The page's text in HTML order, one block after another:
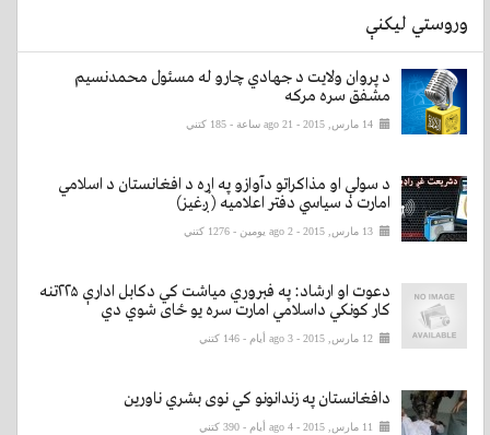
وروستي لیکنې
د پروان ولایت د جهادي چارو له مسئول محمدنسیم
مشفق سره مرکه
14 مارس, 2015 - ago 21 ساعة - 185 کتني
د سولې او مذاکراتو دآوازو په اړه د افغانستان د اسلامي
امارت د سیاسي دفتر اعلامیه ( ږغیز)
13 مارس, 2015 - ago 2 يومين - 1276 کتني
دعوت او ارشاد: په فبروري میاشت کي دکابل ادارې ۲۲۵تنه
کار کونکي داسلامي امارت سره یو ځای شوي دي
12 مارس, 2015 - ago 3 أيام - 146 کتني
دافغانستان په زندانونو کي نوی بشري ناورین
11 مارس, 2015 - ago 4 أيام - 390 کتني